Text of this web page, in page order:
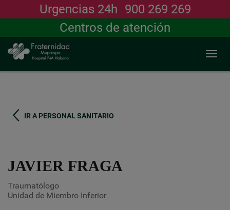
Urgencias 24h 900 269 269
Centros de atención
Buscar
IR A PERSONAL SANITARIO
JAVIER FRAGA
Traumatólogo
Unidad de Miembro Inferior